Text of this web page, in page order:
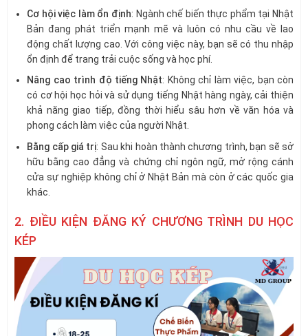
Cơ hội việc làm ổn định: Ngành chế biến thực phẩm tại Nhật
Bản đang phát triển mạnh mẽ và luôn có nhu cầu về lao
động chất lượng cao. Với công việc này, bạn sẽ có thu nhập
ổn định để trang trải cuộc sống và học phí.
Nâng cao trình độ tiếng Nhật: Không chỉ làm việc, bạn còn
có cơ hội học hỏi và sử dụng tiếng Nhật hàng ngày, cải thiện
khả năng giao tiếp, đồng thời hiểu sâu hơn về văn hóa và
phong cách làm việc của người Nhật.
Bằng cấp giá trị: Sau khi hoàn thành chương trình, bạn sẽ sở
hữu bằng cao đẳng và chứng chỉ ngôn ngữ, mở rộng cánh
cửa sự nghiệp không chỉ ở Nhật Bản mà còn ở các quốc gia
khác.
2. ĐIỀU KIỆN ĐĂNG KÝ CHƯƠNG TRÌNH DU HỌC
KÉP